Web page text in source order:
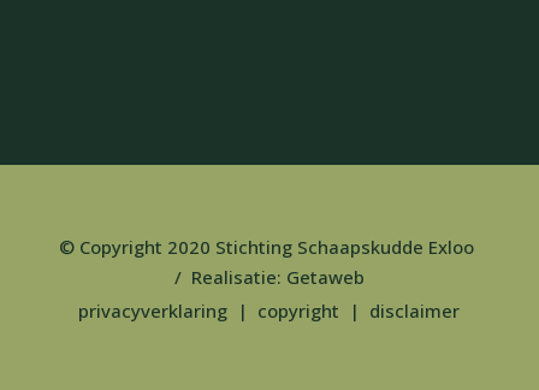
© Copyright 2020 Stichting Schaapskudde Exloo
/ Realisatie: Getaweb
privacyverklaring | copyright | disclaimer